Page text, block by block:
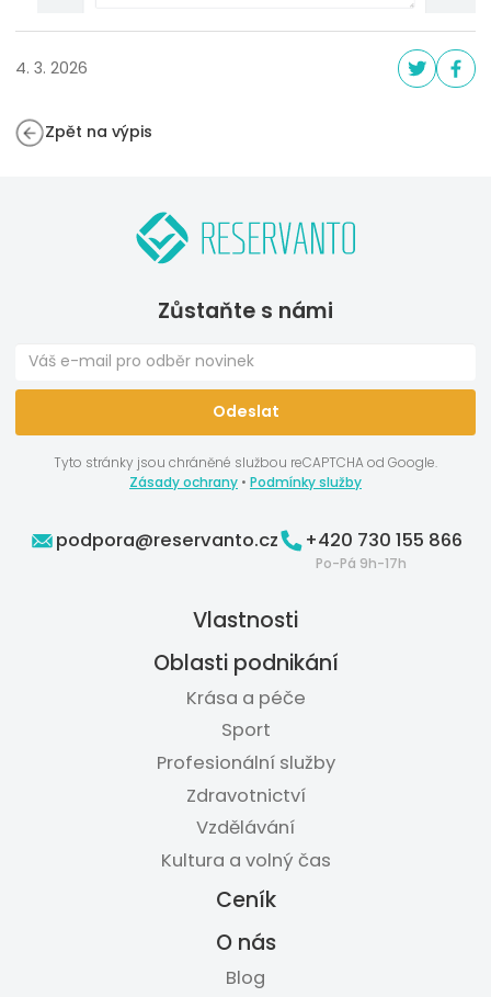
4. 3. 2026
Zpět na výpis
Zůstaňte s námi
Tyto stránky jsou chráněné službou reCAPTCHA od Google.
Zásady ochrany • Podmínky služby
podpora@reservanto.cz +420 730 155 866
Po-Pá 9h-17h
Vlastnosti
Oblasti podnikání
Krása a péče
Sport
Profesionální služby
Zdravotnictví
Vzdělávání
Kultura a volný čas
Ceník
O nás
Blog